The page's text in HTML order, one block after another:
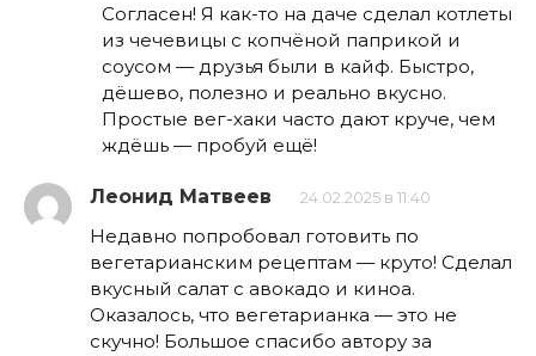
Согласен! Я как-то на даче сделал котлеты
из чечевицы с копчёной паприкой и
соусом — друзья были в кайф. Быстро,
дёшево, полезно и реально вкусно.
Простые вег-хаки часто дают круче, чем
ждёшь — пробуй ещё!
Леонид Матвеев 24.02.2025 в 11:40
Недавно попробовал готовить по
вегетарианским рецептам — круто! Сделал
вкусный салат с авокадо и киноа.
Оказалось, что вегетарианка — это не
скучно! Большое спасибо автору за